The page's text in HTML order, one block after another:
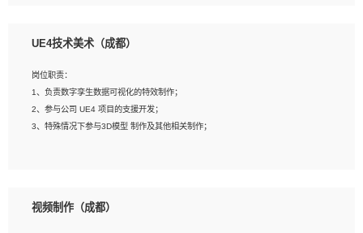
2、熟练掌握 Unity3D 程序开发，精通 C# 语言开发；
4、有良好的沟通能力和团队合作意识；
5、开发过 HoloLens 程序者优先。
UE4技术美术（成都）
岗位职责：
1、负责数字孪生数据可视化的特效制作；
2、参与公司 UE4 项目的支援开发；
3、特殊情况下参与3D模型 制作及其他相关制作；
上；
视频制作（成都）